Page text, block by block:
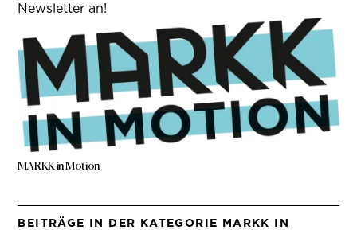
Newsletter an!
MARKK in Motion
BEITRÄGE IN DER KATEGORIE MARKK IN